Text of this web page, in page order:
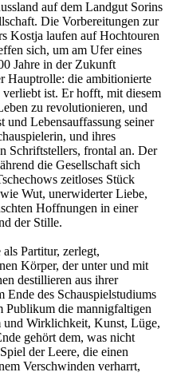
auf dem Landgut Sorins
Die Vorbereitungen zur
Kostja laufen auf Hochtouren
sich, um am Ufer eines
Jahre in der Zukunft
Hauptrolle: die ambitionierte
ist. Er hofft, mit diesem
zu revolutionieren, und
Lebensauffassung seiner
und ihres
Schriftstellers, frontal an. Der
die Gesellschaft sich
zeitloses Stück
Wut, unerwiderter Liebe,
Hoffnungen in einer
der Stille.
Partitur, zerlegt,
Körper, der unter und mit
destillieren aus ihrer
Ende des Schauspielstudiums
Publikum die mannigfaltigen
und Wirklichkeit, Kunst, Lüge,
gehört dem, was nicht
der Leere, die einen
Verschwinden verharrt,